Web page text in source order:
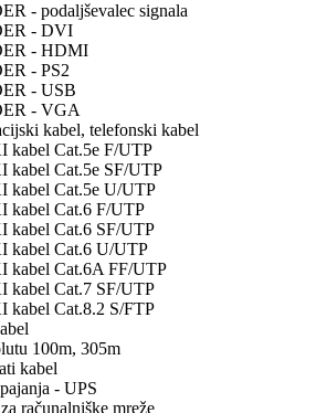
- podaljševalec signala
- DVI
- HDMI
- PS2
- USB
- VGA
kabel, telefonski kabel
Cat.5e F/UTP
Cat.5e SF/UTP
Cat.5e U/UTP
Cat.6 F/UTP
Cat.6 SF/UTP
Cat.6 U/UTP
Cat.6A FF/UTP
Cat.7 SF/UTP
Cat.8.2 S/FTP
100m, 305m
kabel
- UPS
računalniške mreže